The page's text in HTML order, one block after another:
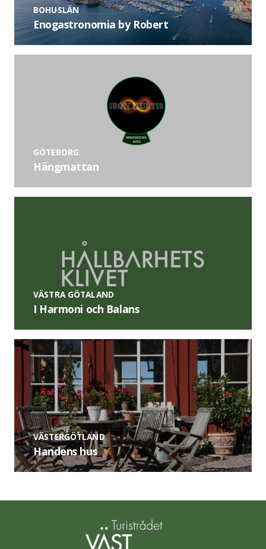
BOHUSLÄN
Enogastronomia by Robert
GÖTEBORG
Hängmattan
VÄSTRA GÖTALAND
I Harmoni och Balans
VÄSTERGÖTLAND
Handens hus